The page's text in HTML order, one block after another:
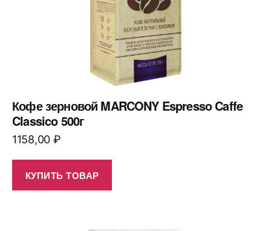
Кофе зерновой MARCONY Espresso Caffe
Classico 500г
1158,00 ₽
КУПИТЬ ТОВАР